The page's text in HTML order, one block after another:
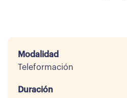
Modalidad
Teleformación
Duración